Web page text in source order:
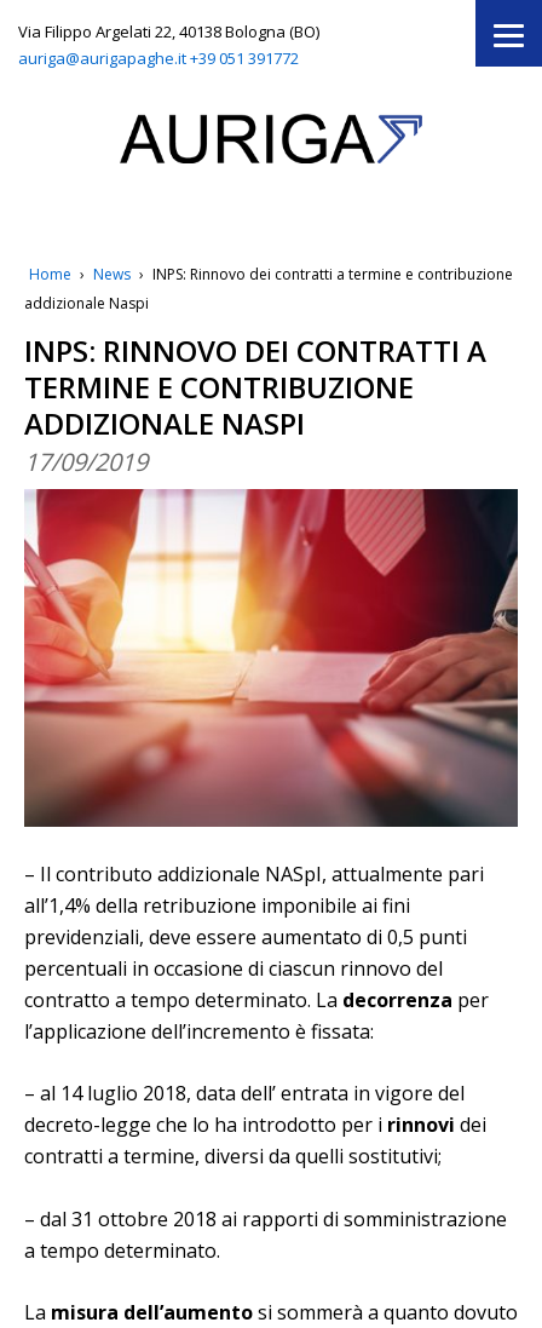
Via Filippo Argelati 22, 40138 Bologna (BO)
auriga@aurigapaghe.it+39 051 391772
Home › News › INPS: Rinnovo dei contratti a termine e contribuzione
addizionale Naspi
INPS: RINNOVO DEI CONTRATTI A
TERMINE E CONTRIBUZIONE
ADDIZIONALE NASPI
17/09/2019
– Il contributo addizionale NASpI, attualmente pari
all’1,4% della retribuzione imponibile ai fini
previdenziali, deve essere aumentato di 0,5 punti
percentuali in occasione di ciascun rinnovo del
contratto a tempo determinato. La decorrenza per
l’applicazione dell’incremento è fissata:
– al 14 luglio 2018, data dell’ entrata in vigore del
decreto-legge che lo ha introdotto per i rinnovi dei
contratti a termine, diversi da quelli sostitutivi;
– dal 31 ottobre 2018 ai rapporti di somministrazione
a tempo determinato.
La misura dell’aumentosi sommerà a quanto dovuto